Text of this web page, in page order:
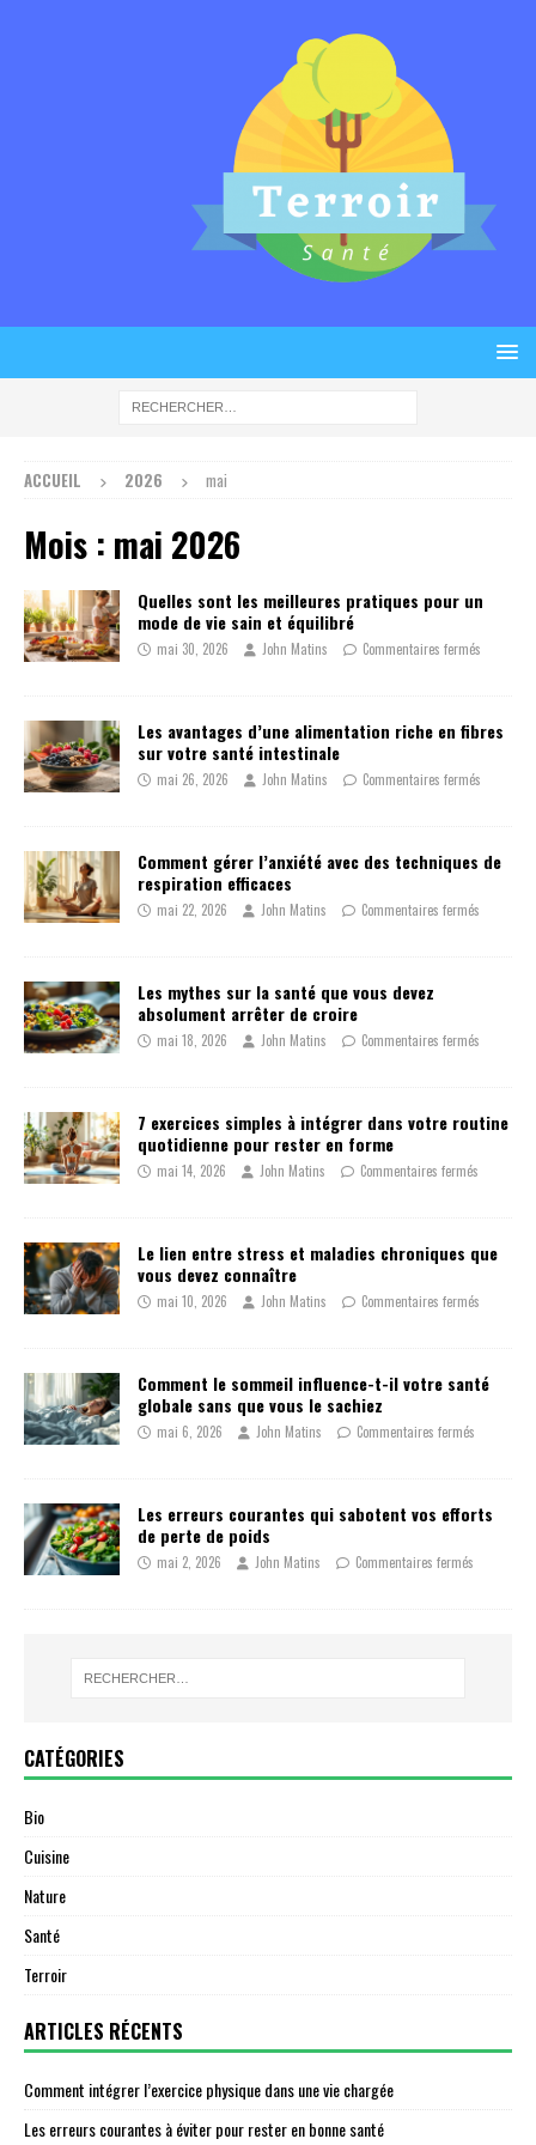
ACCUEIL 2026 mai
Mois : mai 2026
Quelles sont les meilleures pratiques pour un
mode de vie sain et équilibré
mai 30, 2026 John Matins Commentaires fermés
Les avantages d’une alimentation riche en fibres
sur votre santé intestinale
mai 26, 2026 John Matins Commentaires fermés
Comment gérer l’anxiété avec des techniques de
respiration efficaces
mai 22, 2026 John Matins Commentaires fermés
Les mythes sur la santé que vous devez
absolument arrêter de croire
mai 18, 2026 John Matins Commentaires fermés
7 exercices simples à intégrer dans votre routine
quotidienne pour rester en forme
mai 14, 2026 John Matins Commentaires fermés
Le lien entre stress et maladies chroniques que
vous devez connaître
mai 10, 2026 John Matins Commentaires fermés
Comment le sommeil influence-t-il votre santé
globale sans que vous le sachiez
mai 6, 2026 John Matins Commentaires fermés
Les erreurs courantes qui sabotent vos efforts
de perte de poids
mai 2, 2026 John Matins Commentaires fermés
CATÉGORIES
Bio
Cuisine
Nature
Santé
Terroir
ARTICLES RÉCENTS
Comment intégrer l’exercice physique dans une vie chargée
Les erreurs courantes à éviter pour rester en bonne santé